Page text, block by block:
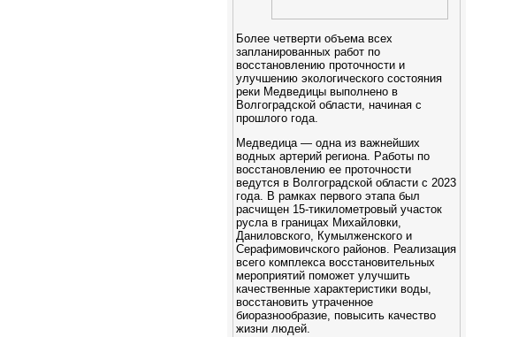
Более четверти объема всех
запланированных работ по
восстановлению проточности и
улучшению экологического состояния
реки Медведицы выполнено в
Волгоградской области, начиная с
прошлого года.
Медведица — одна из важнейших
водных артерий региона. Работы по
восстановлению ее проточности
ведутся в Волгоградской области с 2023
года. В рамках первого этапа был
расчищен 15-тикилометровый участок
русла в границах Михайловки,
Даниловского, Кумылженского и
Серафимовичского районов. Реализация
всего комплекса восстановительных
мероприятий поможет улучшить
качественные характеристики воды,
восстановить утраченное
биоразнообразие, повысить качество
жизни людей.